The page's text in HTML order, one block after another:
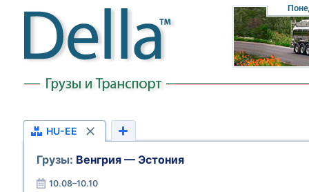
HU-EE
Грузы: Венгрия — Эстония
10.08–10.10